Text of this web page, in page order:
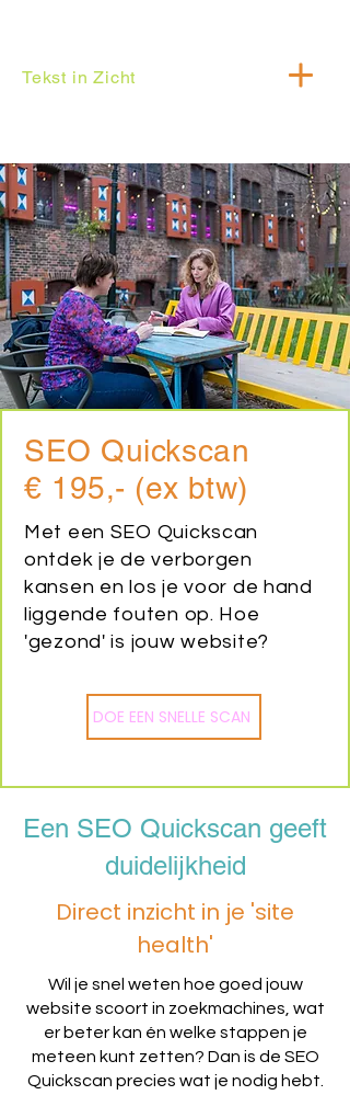
Tekst in Zicht
SEO Quickscan
€ 195,- (ex btw)
Met een SEO Quickscan
ontdek je de verborgen
kansen en los je voor de hand
liggende fouten op. Hoe
'gezond' is jouw website?
DOE EEN SNELLE SCAN
Een SEO Quickscan geeft
duidelijkheid
Direct inzicht in je 'site
health'
Wil je snel weten hoe goed jouw
website scoort in zoekmachines, wat
er beter kan én welke stappen je
meteen kunt zetten? Dan is de SEO
Quickscan precies wat je nodig hebt.